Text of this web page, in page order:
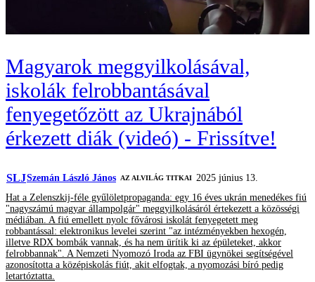
Magyarok meggyilkolásával,
iskolák felrobbantásával
fenyegetőzött az Ukrajnából
érkezett diák (videó) - Frissítve!
SLJSzemán László János AZ ALVILÁG TITKAI
2025 június 13.
Hat a Zelenszkij-féle gyűlöletpropaganda: egy 16 éves ukrán menedékes fiú
"nagyszámú magyar állampolgár" meggyilkolásáról értekezett a közösségi
médiában. A fiú emellett nyolc fővárosi iskolát fenyegetett meg
robbantással: elektronikus levelei szerint "az intézményekben hexogén,
illetve RDX bombák vannak, és ha nem ürítik ki az épületeket, akkor
felrobbannak". A Nemzeti Nyomozó Iroda az FBI ügynökei segítségével
azonosította a középiskolás fiút, akit elfogtak, a nyomozási bíró pedig
letartóztatta.